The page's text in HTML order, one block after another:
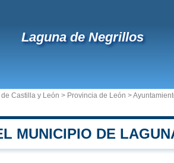
Laguna de Negrillos
Castilla y León > Provincia de León >
MUNICIPIO DE